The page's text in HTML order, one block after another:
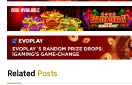
Related Posts